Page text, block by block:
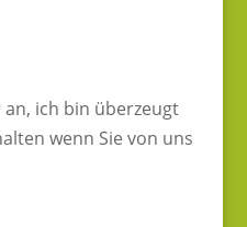
ich bin überzeugt
wenn Sie von uns